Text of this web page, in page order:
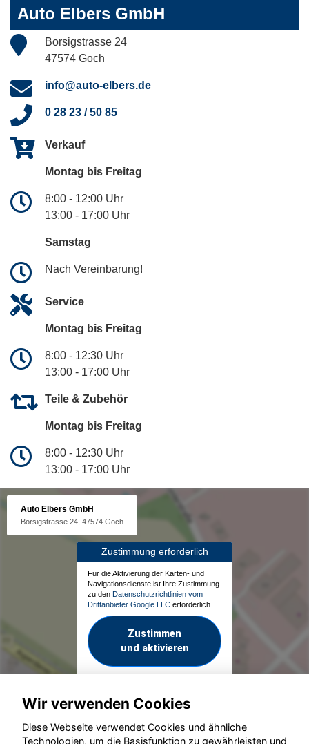
Auto Elbers GmbH
Borsigstrasse 24
47574 Goch
info@auto-elbers.de
0 28 23 / 50 85
Verkauf
Montag bis Freitag
8:00 - 12:00 Uhr
13:00 - 17:00 Uhr
Samstag
Nach Vereinbarung!
Service
Montag bis Freitag
8:00 - 12:30 Uhr
13:00 - 17:00 Uhr
Teile & Zubehör
Montag bis Freitag
8:00 - 12:30 Uhr
13:00 - 17:00 Uhr
Auto Elbers GmbH
Borsigstrasse 24, 47574 Goch
Zustimmung erforderlich
Für die Aktivierung der Karten- und
Navigationsdienste ist Ihre Zustimmung
zu den Datenschutzrichtlinien vom
Drittanbieter Google LLC erforderlich.
Zustimmen
und aktivieren
Wir verwenden Cookies
Diese Webseite verwendet Cookies und ähnliche
Technologien, um die Basisfunktion zu gewährleisten und